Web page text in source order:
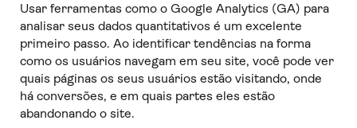
Usar ferramentas como o Google Analytics (GA) para
analisar seus dados quantitativos é um excelente
primeiro passo. Ao identificar tendências na forma
como os usuários navegam em seu site, você pode ver
quais páginas os seus usuários estão visitando, onde
há conversões, e em quais partes eles estão
abandonando o site.